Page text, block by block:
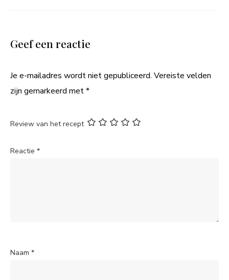
Geef een reactie
Je e-mailadres wordt niet gepubliceerd. Vereiste velden
zijn gemarkeerd met*
Review van het recept
Reactie *
Naam *